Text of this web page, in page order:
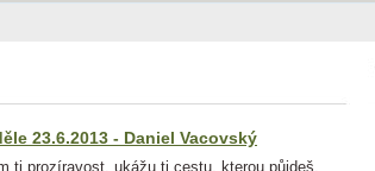
23.6.2013 - Daniel Vacovský
ti prozíravost, ukážu ti cestu, kterou půjdeš,